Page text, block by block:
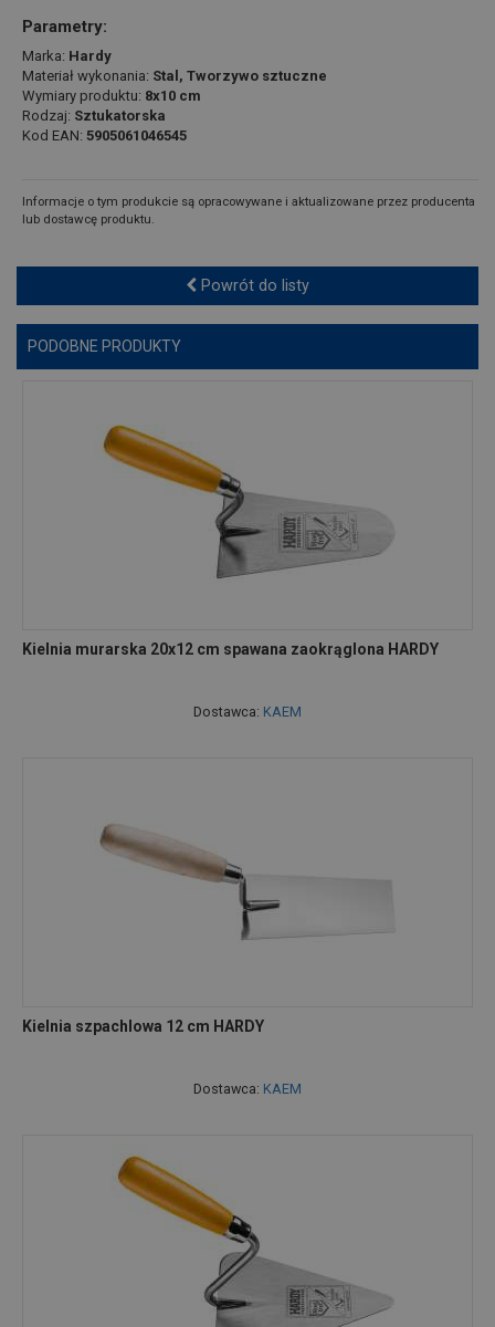
Parametry:
Marka: Hardy
Materiał wykonania: Stal, Tworzywo sztuczne
Wymiary produktu: 8x10 cm
Rodzaj: Sztukatorska
Kod EAN: 5905061046545
Informacje o tym produkcie są opracowywane i aktualizowane przez producenta
lub dostawcę produktu.
Powrót do listy
PODOBNE PRODUKTY
Kielnia murarska 20x12 cm spawana zaokrąglona HARDY
Dostawca: KAEM
Kielnia szpachlowa 12 cm HARDY
Dostawca: KAEM